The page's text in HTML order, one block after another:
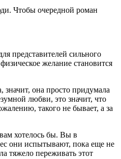
Чтобы очередной роман
представителей сильного
желание становится
она просто придумала
любви, это значит, что
такого не бывает, а за
хотелось бы. Вы в
они испытывают, пока еще не
тяжело переживать этот